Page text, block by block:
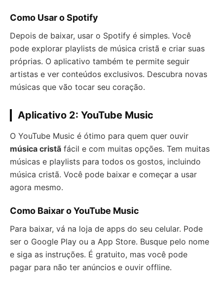
Como Usar o Spotify
Depois de baixar, usar o Spotify é simples. Você
pode explorar playlists de música cristã e criar suas
próprias. O aplicativo também te permite seguir
artistas e ver conteúdos exclusivos. Descubra novas
músicas que vão tocar seu coração.
Aplicativo 2: YouTube Music
O YouTube Music é ótimo para quem quer ouvir
música cristã fácil e com muitas opções. Tem muitas
músicas e playlists para todos os gostos, incluindo
música cristã. Você pode baixar e começar a usar
agora mesmo.
Como Baixar o YouTube Music
Para baixar, vá na loja de apps do seu celular. Pode
ser o Google Play ou a App Store. Busque pelo nome
e siga as instruções. É gratuito, mas você pode
pagar para não ter anúncios e ouvir offline.